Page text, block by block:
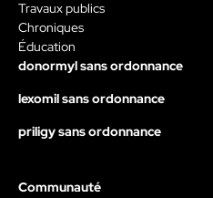
Travaux publics
Chroniques
Éducation
donormyl sans ordonnance
lexomil sans ordonnance
priligy sans ordonnance
Communauté